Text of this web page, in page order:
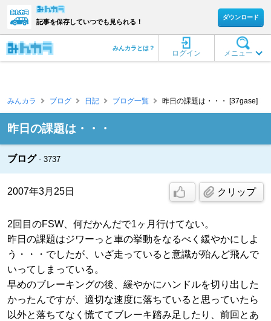
記事を保存していつでも見られる！
ダウンロード
メニュー
ログイン
みんカラとは？
みんカラ ブログ 日記 ブログ一覧 昨日の課題は・・・ [37gase]
昨日の課題は・・・
ブログ 3737
2007年3月25日 クリップ
2回目のFSW、何だかんだで1ヶ月行けてない。
昨日の課題はジワーっと車の挙動をなるべく緩やかにしよ
う・・・でしたが、いざ走っていると意識が殆んど飛んで
いってしまっている。
早めのブレーキングの後、緩やかにハンドルを切り出した
かったんですが、適切な速度に落ちていると思っていたら
以外と落ちてなく慌ててブレーキ踏み足したり、前回とあ